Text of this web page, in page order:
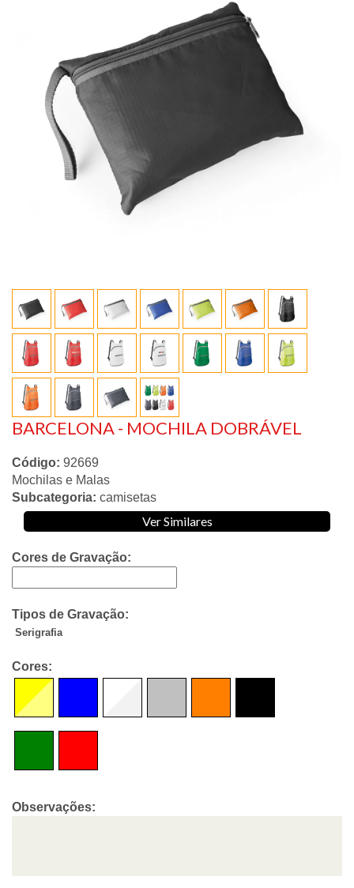
BARCELONA - MOCHILA DOBRÁVEL
Código: 92669
Mochilas e Malas
Subcategoria: camisetas
Ver Similares
Cores de Gravação:
Tipos de Gravação:
Serigrafia
Cores:
Observações: